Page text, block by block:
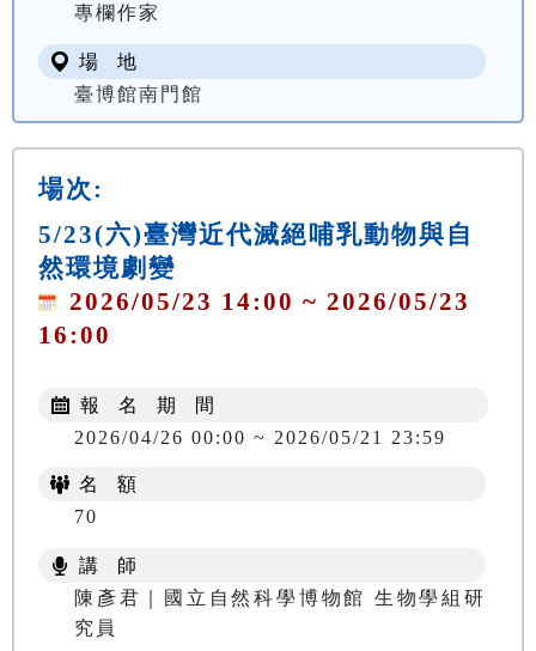
專欄作家
場 地
臺博館南門館
場次:
5/23(六)臺灣近代滅絕哺乳動物與自
然環境劇變
2026/05/23 14:00 ~ 2026/05/23
16:00
報 名 期 間
2026/04/26 00:00 ~ 2026/05/21 23:59
名 額
70
講 師
陳彥君｜國立自然科學博物館 生物學組研
究員